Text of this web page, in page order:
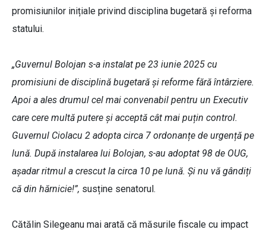
promisiunilor inițiale privind disciplina bugetară și reforma
statului.
„Guvernul Bolojan s-a instalat pe 23 iunie 2025 cu
promisiuni de disciplină bugetară și reforme fără întârziere.
Apoi a ales drumul cel mai convenabil pentru un Executiv
care cere multă putere și acceptă cât mai puțin control.
Guvernul Ciolacu 2 adopta circa 7 ordonanțe de urgență pe
lună. După instalarea lui Bolojan, s-au adoptat 98 de OUG,
așadar ritmul a crescut la circa 10 pe lună. Și nu vă gândiți
că din hărnicie!”, susține senatorul.
Cătălin Silegeanu mai arată că măsurile fiscale cu impact